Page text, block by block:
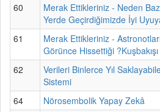
60
Merak Ettikleriniz - Neden
Yerde Geçirdiğimizde İyi
61
Merak Ettikleriniz -
Görünce Hissettiği
62
Verileri Binlerce Yıl
Sistemi
64
Nörosembolik Yapay Zekâ